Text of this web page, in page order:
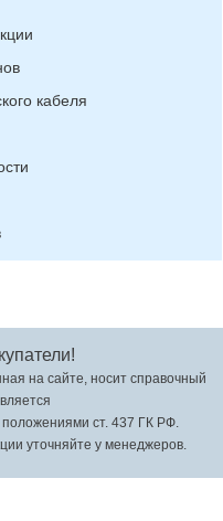
кабеля
на сайте, носит справочный
ст. 437 ГК РФ.
уточняйте у менеджеров.